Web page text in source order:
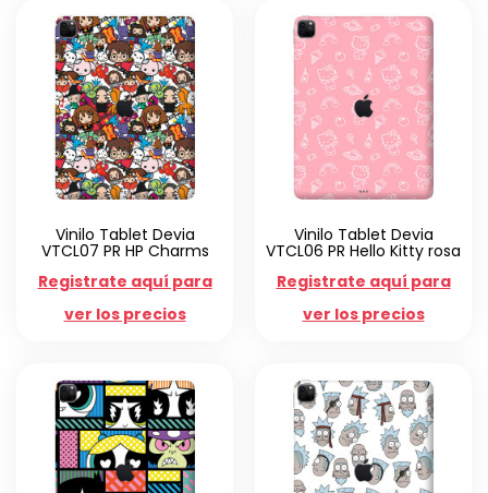
Vinilo Tablet Devia
VTCL07 PR HP Charms
Registrate aquí para
ver los precios
Vinilo Tablet Devia
VTCL06 PR Hello Kitty rosa
Registrate aquí para
ver los precios